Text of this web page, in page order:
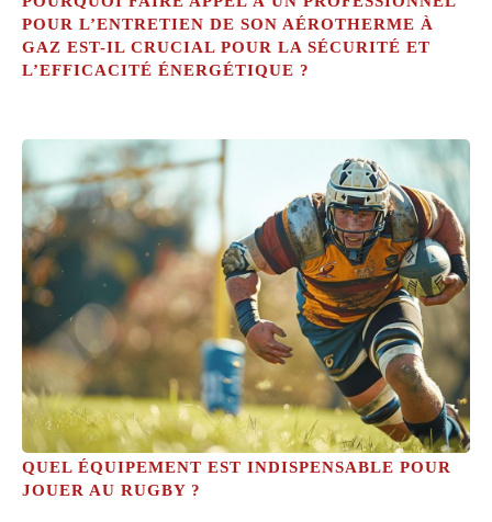
POUR L’ENTRETIEN DE SON AÉROTHERME À
GAZ EST-IL CRUCIAL POUR LA SÉCURITÉ ET
L’EFFICACITÉ ÉNERGÉTIQUE ?
QUEL ÉQUIPEMENT EST INDISPENSABLE POUR
JOUER AU RUGBY ?